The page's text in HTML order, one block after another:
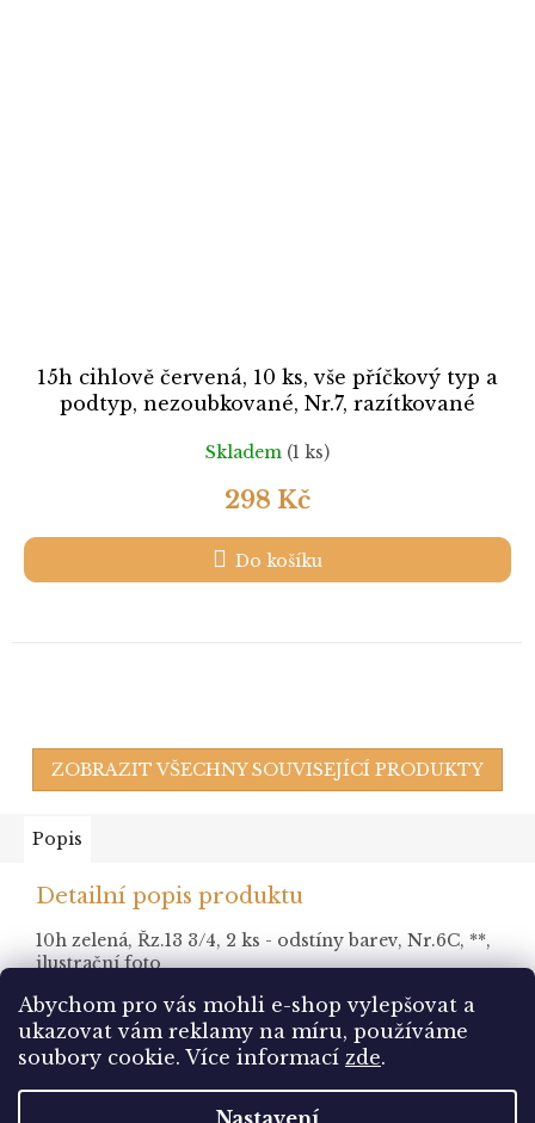
Abychom pro vás mohli e-shop vylepšovat a
ukazovat vám reklamy na míru, používáme
soubory cookie. Více informací zde.
Nastavení
15h cihlově červená, 10 ks, vše příčkový typ a
podtyp, nezoubkované, Nr.7, razítkované
Skladem (1 ks)
298 Kč
Do košíku
ZOBRAZIT VŠECHNY SOUVISEJÍCÍ PRODUKTY
Popis
Detailní popis produktu
10h zelená, Řz.13 3/4, 2 ks - odstíny barev, Nr.6C, **,
ilustrační foto